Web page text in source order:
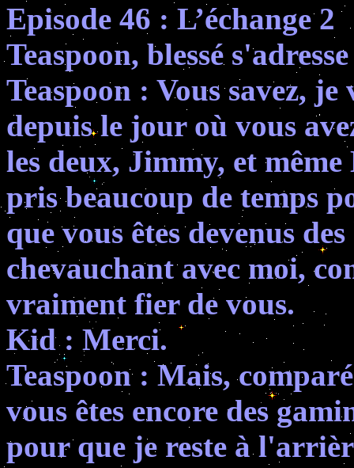
Episode 46 : L’échange 2
Teaspoon, blessé
Teaspoon : Vous savez,
depuis le jour où vous
les deux, Jimmy, et
pris beaucoup de temps
que vous êtes devenus
chevauchant avec moi,
vraiment fier de vous.
Kid : Merci.
Teaspoon : Mais,
vous êtes encore des
pour que je reste à